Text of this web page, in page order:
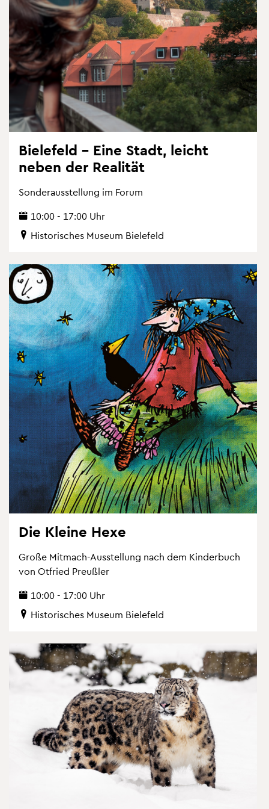
Bie­le­feld – Eine Stadt, leicht
neben der Rea­li­tät
Son­der­aus­stel­lung im Forum
10:00 - 17:00 Uhr
His­to­ri­sches Mu­se­um Bie­le­feld
Die Klei­ne Hexe
Große Mit­mach-Aus­stel­lung nach dem Kin­der­buch
von Ot­fried Preu­ß­ler
10:00 - 17:00 Uhr
His­to­ri­sches Mu­se­um Bie­le­feld